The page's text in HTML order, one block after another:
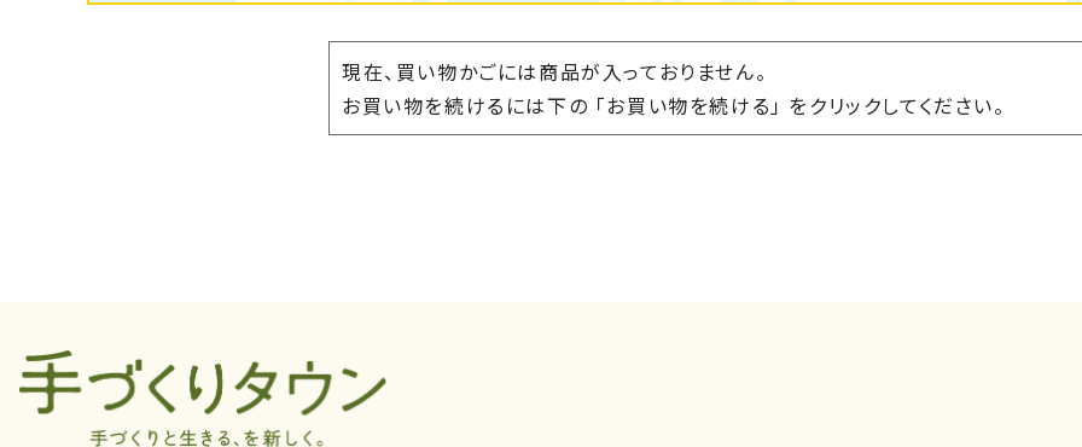
現在、買い物かごには商品が入っておりません。
お買い物を続けるには下の 「お買い物を続ける」 をクリックしてください。